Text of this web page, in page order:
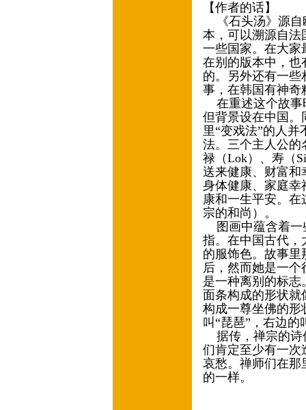
【作者的话】
《石头汤》源自
本，可以溯源自法
一些国家。在大家
在别的版本中，也
的。另外还有一
事，在韩国有神
在重述这个故事
但背景设在中国。
里“变戏法”的人
法。三个主人公的
禄（Lok）、寿（
送来健康、财富和
身体健康、家庭幸
康和一生平安。
宗的和尚）。
图画中蕴含着一
指。在中国古代
的服饰色。故事
后，然而她是一
是一种离别的标
面条构成的形状就
构成一尊坐佛的形
叫“琵琶”，右边的
据传，禅宗的诗
们肯定至少有一次
哀愁。禅师们在那
的一样。